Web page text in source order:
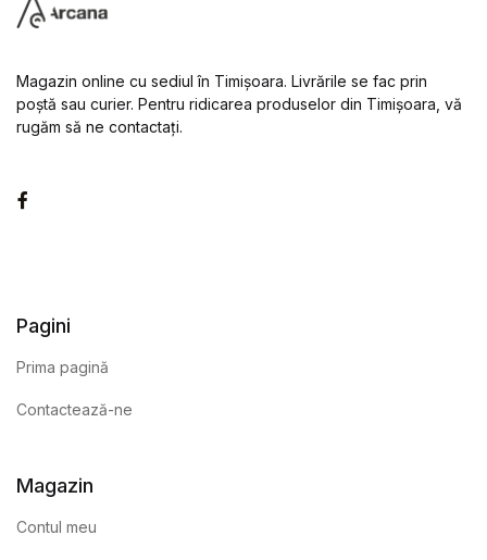
Magazin online cu sediul în Timișoara. Livrările se fac prin
poștă sau curier. Pentru ridicarea produselor din Timișoara, vă
rugăm să ne contactați.
Pagini
Prima pagină
Contactează-ne
Magazin
Contul meu